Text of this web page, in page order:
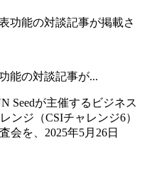
能の対談記事が...